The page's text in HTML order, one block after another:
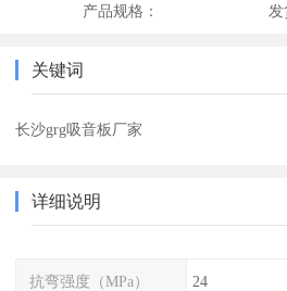
产品规格： 发
关键词
长沙grg吸音板厂家
详细说明
抗弯强度（MPa） 24